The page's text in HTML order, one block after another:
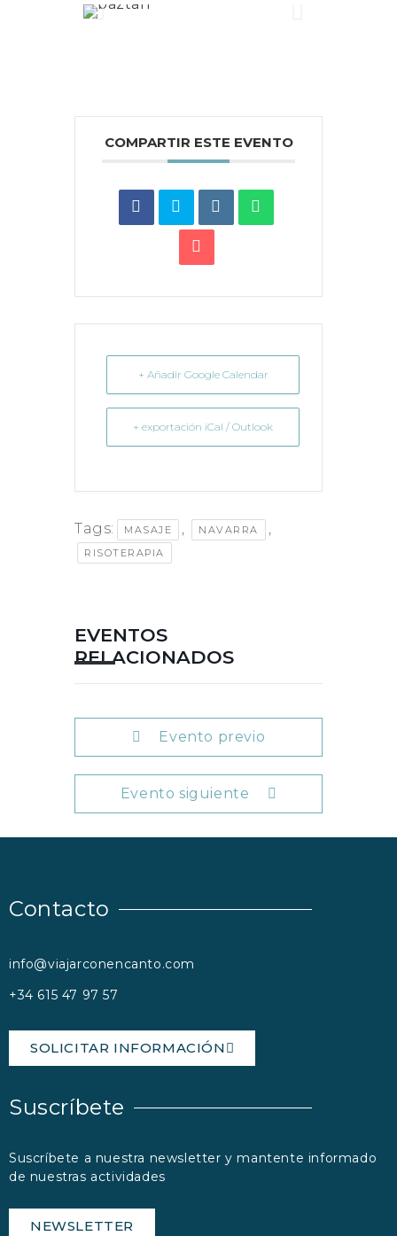
COMPARTIR ESTE EVENTO
+ Añadir Google Calendar
+ exportación iCal / Outlook
Tags: MASAJE , NAVARRA ,
RISOTERAPIA
EVENTOS
RELACIONADOS
Evento previo
Evento siguiente
Contacto
info@viajarconencanto.com
+34 615 47 97 57
SOLICITAR INFORMACIÓN
Suscríbete
Suscríbete a nuestra newsletter y mantente informado
de nuestras actividades
NEWSLETTER